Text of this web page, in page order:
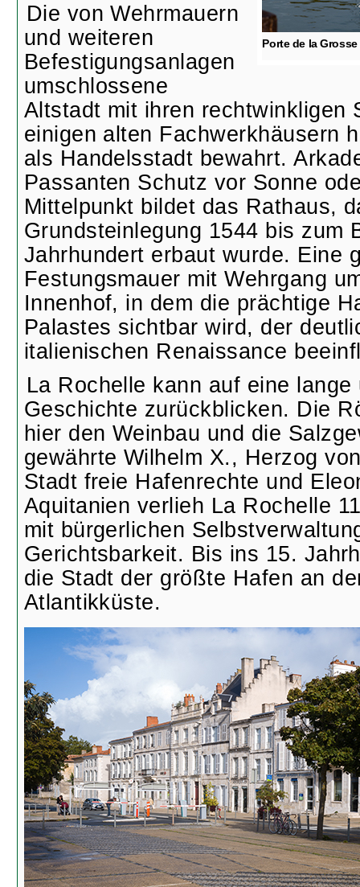
Porte de la
Die von Wehrmauern
und weiteren
Befestigungsanlagen
umschlossene
Altstadt mit ihren rechtwinkligen
einigen alten Fachwerkhäusern
als Handelsstadt bewahrt.
Passanten Schutz vor Sonne
Mittelpunkt bildet das Rathaus,
Grundsteinlegung 1544 bis zum
Jahrhundert erbaut wurde. Eine
Festungsmauer mit Wehrgang
Innenhof, in dem die prächtige
Palastes sichtbar wird, der
italienischen Renaissance
La Rochelle kann auf eine lange
Geschichte zurückblicken. Die
hier den Weinbau und die
gewährte Wilhelm X., Herzog
Stadt freie Hafenrechte und
Aquitanien verlieh La Rochelle
mit bürgerlichen
Gerichtsbarkeit. Bis ins 15.
die Stadt der größte Hafen an
Atlantikküste.